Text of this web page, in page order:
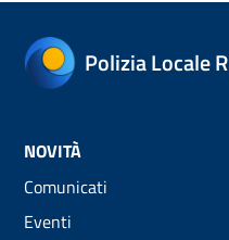
Polizia Locale
NOVITÀ
Comunicati
Eventi